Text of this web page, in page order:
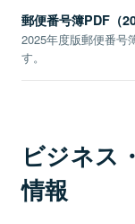
郵便番号簿PDF（
2025年度版郵便番号
す。
ビジネス
情報